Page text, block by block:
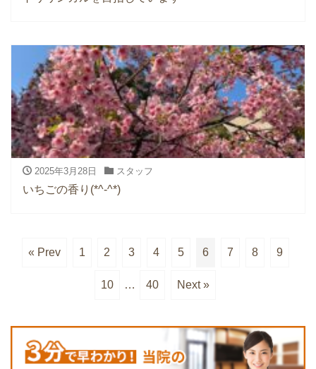
2025年3月28日 スタッフ
いちごの香り(*^-^*)
« Prev 1 2 3 4 5 6 7 8 9
10 … 40 Next »